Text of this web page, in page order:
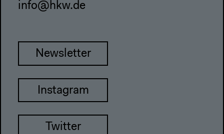
info@hkw.de
Newsletter
Instagram
Twitter